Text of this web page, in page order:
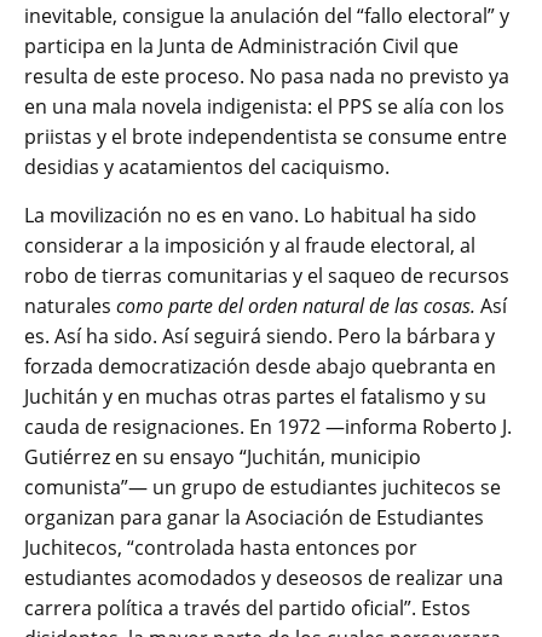
inevitable, consigue la anulación del “fallo electoral” y
participa en la Junta de Administración Civil que
resulta de este proceso. No pasa nada no previsto ya
en una mala novela indigenista: el PPS se alía con los
priistas y el brote independentista se consume entre
desidias y acatamientos del caciquismo.
La movilización no es en vano. Lo habitual ha sido
considerar a la imposición y al fraude electoral, al
robo de tierras comunitarias y el saqueo de recursos
naturales como parte delorden natural de las cosas. Así
es. Así ha sido. Así seguirá siendo. Pero la bárbara y
forzada democratización desde abajo quebranta en
Juchitán y en muchas otras partes el fatalismo y su
cauda de resignaciones. En 1972 ―informa Roberto J.
Gutiérrez en su ensayo “Juchitán, municipio
comunista”― un grupo de estudiantes juchitecos se
organizan para ganar la Asociación de Estudiantes
Juchitecos, “controlada hasta entonces por
estudiantes acomodados y deseosos de realizar una
carrera política a través del partido oficial”. Estos